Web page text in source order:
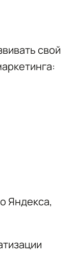
свой
Яндекса,